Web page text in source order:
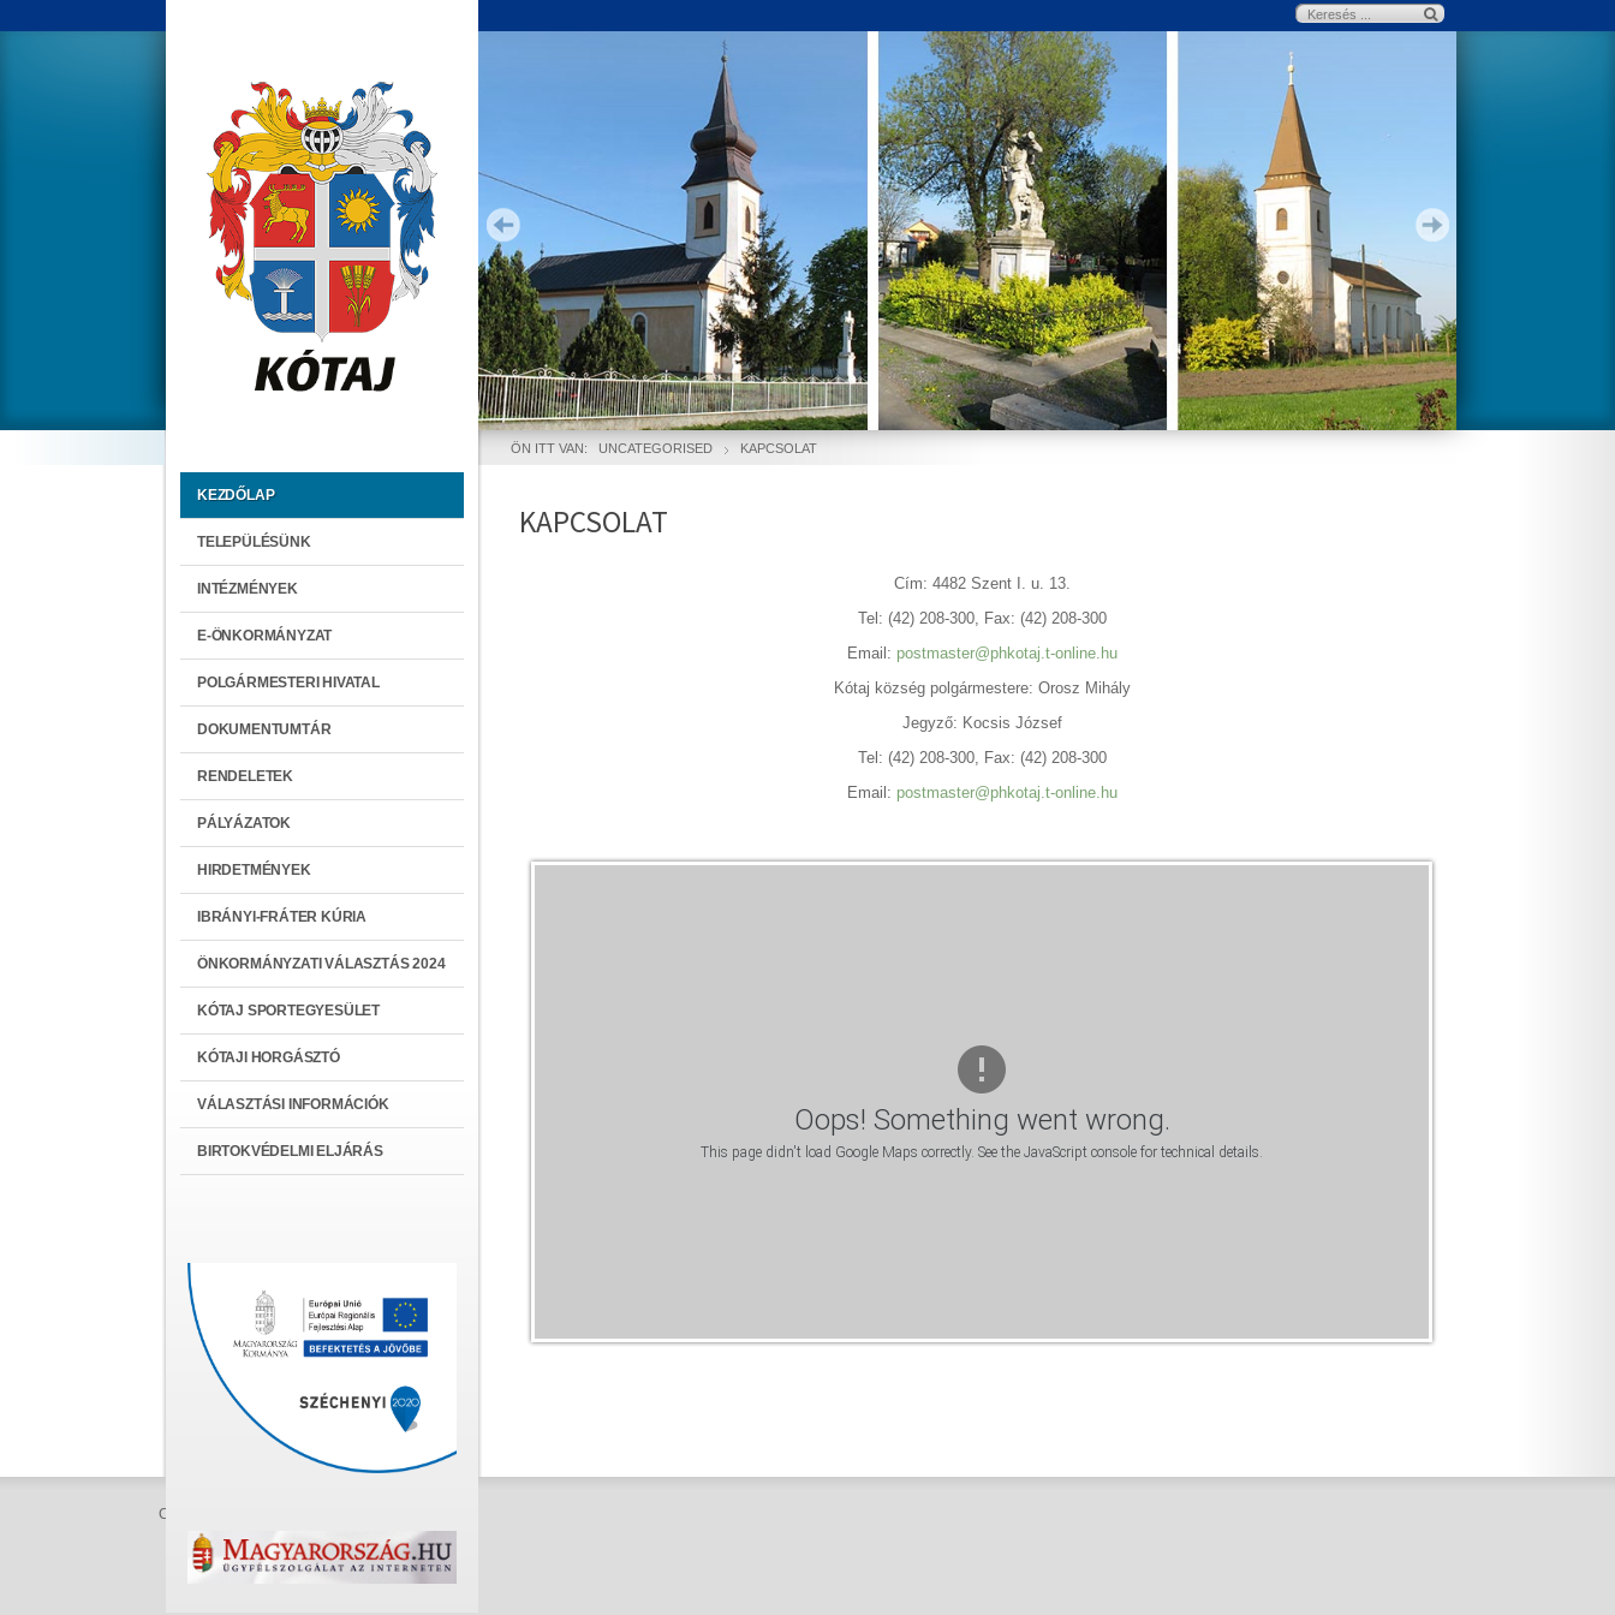
KEZDŐLAP
TELEPÜLÉSÜNK
INTÉZMÉNYEK
E-ÖNKORMÁNYZAT
POLGÁRMESTERI HIVATAL
DOKUMENTUMTÁR
RENDELETEK
PÁLYÁZATOK
HIRDETMÉNYEK
IBRÁNYI-FRÁTER KÚRIA
ÖNKORMÁNYZATI VÁLASZTÁS 2024
KÓTAJ SPORTEGYESÜLET
KÓTAJI HORGÁSZTÓ
VÁLASZTÁSI INFORMÁCIÓK
BIRTOKVÉDELMI ELJÁRÁS
ÖN ITT VAN: UNCATEGORISED KAPCSOLAT
KAPCSOLAT
Cím: 4482 Szent I. u. 13.
Tel: (42) 208-300, Fax: (42) 208-300
Email: postmaster@phkotaj.t-online.hu
Kótaj község polgármestere: Orosz Mihály
Jegyző: Kocsis József
Tel: (42) 208-300, Fax: (42) 208-300
Email: postmaster@phkotaj.t-online.hu
Oops! Something went wrong.
This page didn't load Google Maps correctly. See the JavaScript console for technical details.
Copyright 2016 | Powered by